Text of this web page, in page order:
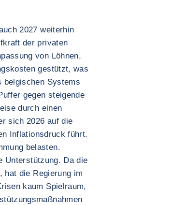
2027 weiterhin
der privaten
von Löhnen,
gestützt, was
belgischen Systems
gegen steigende
durch einen
sich 2026 auf die
Inflationsdruck führt.
belasten.
Unterstützung. Da die
hat die Regierung im
kaum Spielraum,